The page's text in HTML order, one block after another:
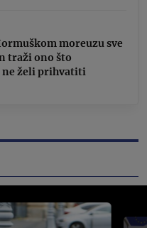
moreuzu sve
traži ono što
ne želi prihvatiti